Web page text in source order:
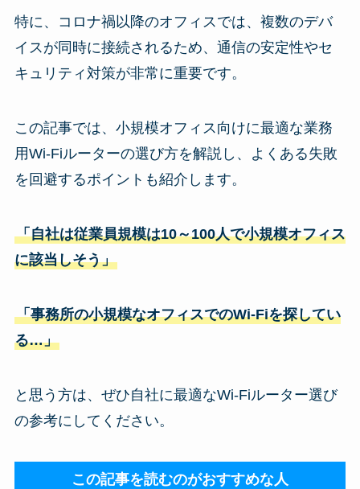
特に、コロナ禍以降のオフィスでは、複数のデバ
イスが同時に接続されるため、通信の安定性やセ
キュリティ対策が非常に重要です。
この記事では、小規模オフィス向けに最適な業務
用Wi-Fiルーターの選び方を解説し、よくある失敗
を回避するポイントも紹介します。
「自社は従業員規模は10～100人で小規模オフィス
に該当しそう」
「事務所の小規模なオフィスでのWi-Fiを探してい
る…」
と思う方は、ぜひ自社に最適なWi-Fiルーター選び
の参考にしてください。
この記事を読むのがおすすめな人